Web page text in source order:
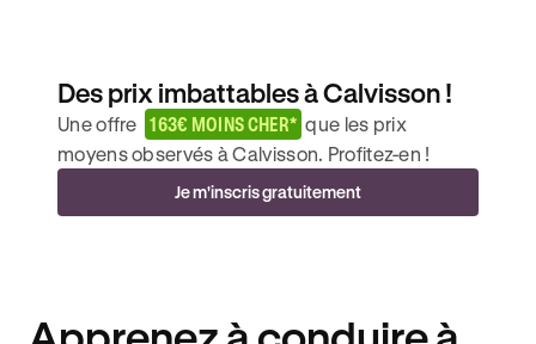
Des prix imbattables à Calvisson !
Une offre 163€ MOINS CHER* que les prix
moyens observés à Calvisson. Profitez-en !
Je m'inscris gratuitement